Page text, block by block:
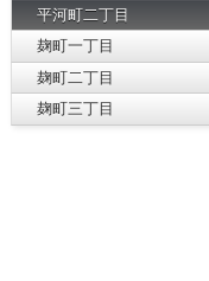
平河町二丁目
麹町一丁目
麹町二丁目
麹町三丁目